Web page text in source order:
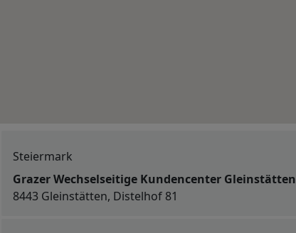
Steiermark
Grazer Wechselseitige Kundencenter Gleinstätten
8443 Gleinstätten, Distelhof 81